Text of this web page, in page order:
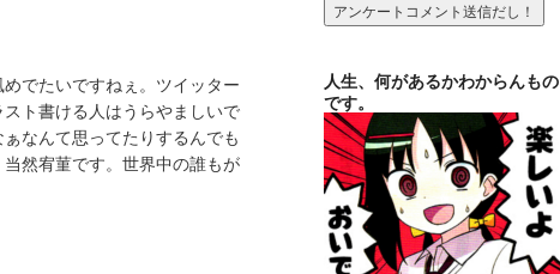
でたいですねぇ。ツイッター
ト書ける人はうらやましいで
なんて思ってたりするんでも
然宥菫です。世界中の誰もが
人生、何があるかわからんもの
です。